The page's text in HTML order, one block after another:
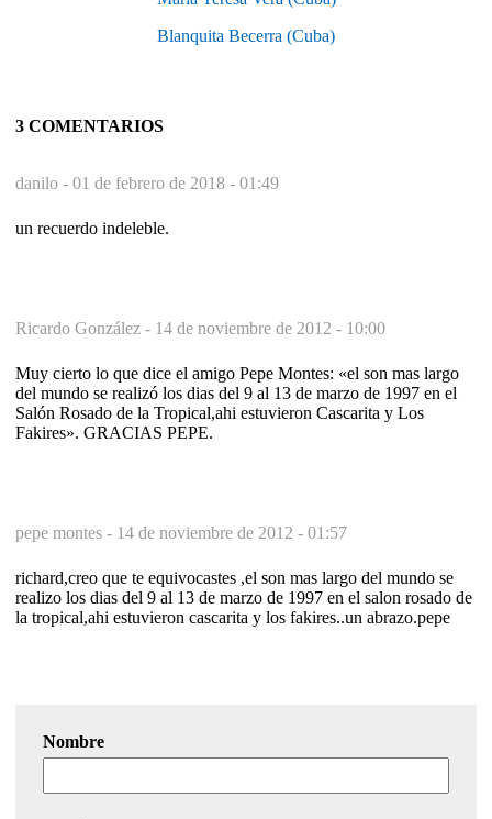
Blanquita Becerra (Cuba)
3 COMENTARIOS
danilo - 01 de febrero de 2018 - 01:49
un recuerdo indeleble.
Ricardo González - 14 de noviembre de 2012 - 10:00
Muy cierto lo que dice el amigo Pepe Montes: «el son mas largo
del mundo se realizó los dias del 9 al 13 de marzo de 1997 en el
Salón Rosado de la Tropical,ahi estuvieron Cascarita y Los
Fakires». GRACIAS PEPE.
pepe montes - 14 de noviembre de 2012 - 01:57
richard,creo que te equivocastes ,el son mas largo del mundo se
realizo los dias del 9 al 13 de marzo de 1997 en el salon rosado de
la tropical,ahi estuvieron cascarita y los fakires..un abrazo.pepe
Nombre